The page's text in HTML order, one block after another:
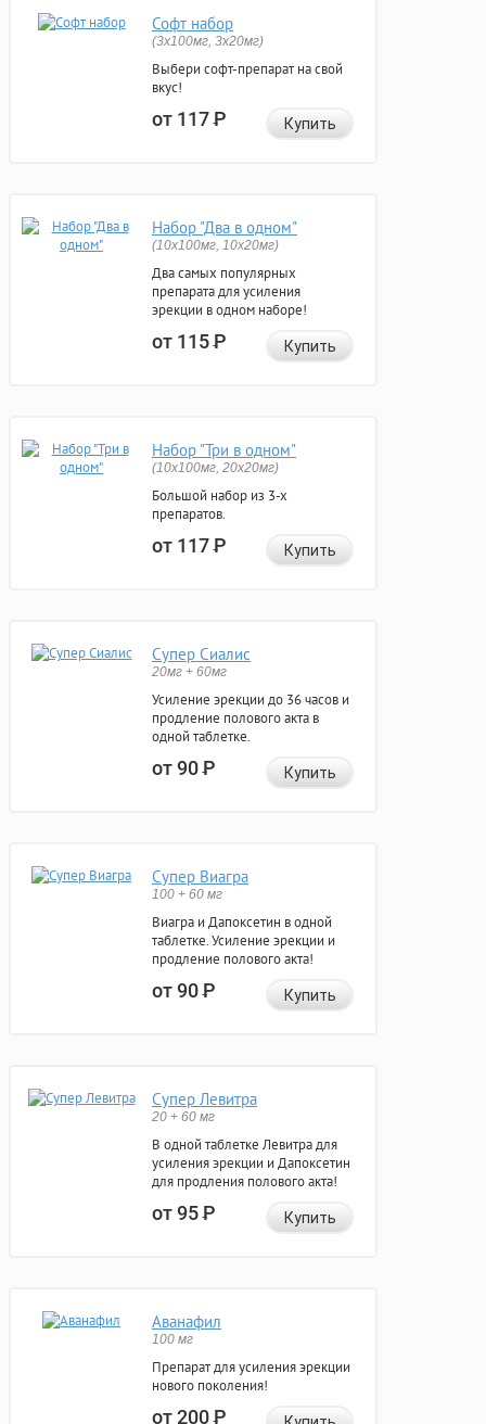
Софт набор
(3x100мг, 3x20мг)
Выбери софт-препарат на свой
вкус!
от 117Р Купить
Набор "Два в одном"
(10x100мг, 10x20мг)
Два самых популярных
препарата для усиления
эрекции в одном наборе!
от 115Р Купить
Набор "Три в одном"
(10x100мг, 20x20мг)
Большой набор из 3-х
препаратов.
от 117Р Купить
Супер Сиалис
20мг + 60мг
Усиление эрекции до 36 часов и
продление полового акта в
одной таблетке.
от 90Р Купить
Супер Виагра
100 + 60 мг
Виагра и Дапоксетин в одной
таблетке. Усиление эрекции и
продление полового акта!
от 90Р Купить
Супер Левитра
20 + 60 мг
В одной таблетке Левитра для
усиления эрекции и Дапоксетин
для продления полового акта!
от 95Р Купить
Аванафил
100 мг
Препарат для усиления эрекции
нового поколения!
от 200Р